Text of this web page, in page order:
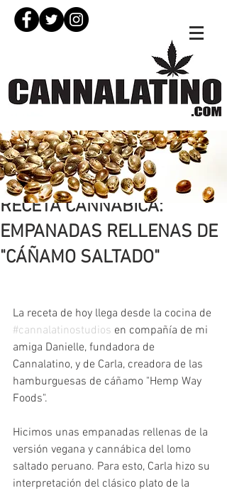
RECETA CANNÁBICA:
EMPANADAS RELLENAS DE
"CÁÑAMO SALTADO"
26 mar 2019
La receta de hoy llega desde la cocina de
#cannalatinostudios en compañía de mi
amiga Danielle, fundadora de
Cannalatino, y de Carla, creadora de las
hamburguesas de cáñamo "Hemp Way
Foods".
Hicimos unas empanadas rellenas de la
versión vegana y cannábica del lomo
saltado peruano. Para esto, Carla hizo su
interpretación del clásico plato de la